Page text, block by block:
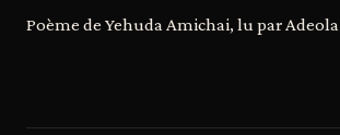
Poème de Yehuda Amichai, lu par Adeola